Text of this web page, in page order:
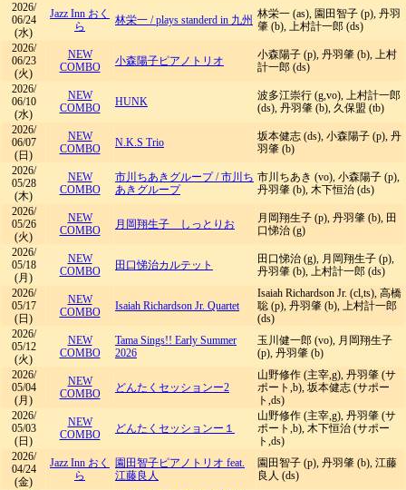
2026/
06/24
(水)
Jazz Inn おく
ら
林栄一 /plays standerd in 九州 林栄一 (as), 園田智子 (p), 丹羽
肇 (b), 上村計一郎 (ds)
2026/
06/23
(火)
NEW
COMBO
小森陽子ピアノトリオ
小森陽子 (p), 丹羽肇 (b), 上村
計一郎 (ds)
2026/
06/10
(水)
NEW
COMBO
HUNK
波多江崇行 (g,vo), 上村計一郎
(ds), 丹羽肇 (b), 久保盟 (tb)
2026/
06/07
(日)
NEW
COMBO
N.K.S Trio
坂本健志 (ds), 小森陽子 (p), 丹
羽肇 (b)
2026/
05/28
(木)
NEW
COMBO
市川ちあきグループ/市川ち
あきグループ
市川ちあき (vo), 小森陽子 (p),
丹羽肇 (b), 木下恒治 (ds)
2026/
05/26
(火)
NEW
COMBO
月岡翔生子 しっとりお
月岡翔生子 (p), 丹羽肇 (b), 田
口悌治 (g)
2026/
05/18
(月)
NEW
COMBO
田口悌治カルテット
田口悌治 (g), 月岡翔生子 (p),
丹羽肇 (b), 上村計一郎 (ds)
2026/
05/17
(日)
NEW
COMBO
Isaiah Richardson Jr. Quartet
Isaiah Richardson Jr. (cl,ts), 高橋
聡 (p), 丹羽肇 (b), 上村計一郎
(ds)
2026/
05/12
(火)
NEW
COMBO
Tama Sings!! Early Summer
2026
玉川健一郎 (vo), 月岡翔生子
(p), 丹羽肇 (b)
2026/
05/04
(月)
NEW
COMBO
どんたくセッションー2
山野修作 (主宰,g), 丹羽肇 (サ
ポート,b), 坂本健志 (サポー
ト,ds)
2026/
05/03
(日)
NEW
COMBO
どんたくセッションー１
山野修作 (主宰,g), 丹羽肇 (サ
ポート,b), 木下恒治 (サポー
ト,ds)
2026/
04/24
(金)
Jazz Inn おく
ら
園田智子ピアノトリオ feat.
江藤良人
園田智子 (p), 丹羽肇 (b), 江藤
良人 (ds)